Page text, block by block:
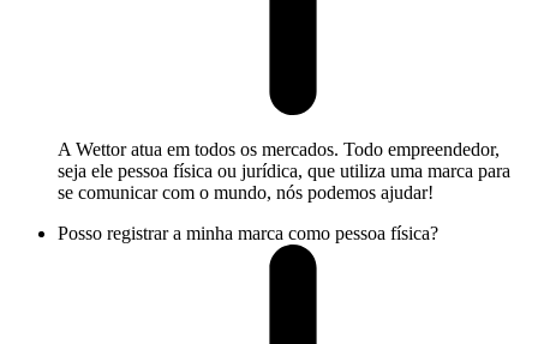
A Wettor atua em todos os mercados. Todo empreendedor,
seja ele pessoa física ou jurídica, que utiliza uma marca para
se comunicar com o mundo, nós podemos ajudar!
Posso registrar a minha marca como pessoa física?